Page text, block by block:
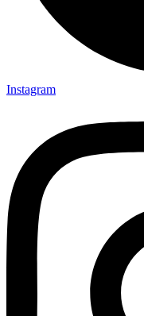
Instagram